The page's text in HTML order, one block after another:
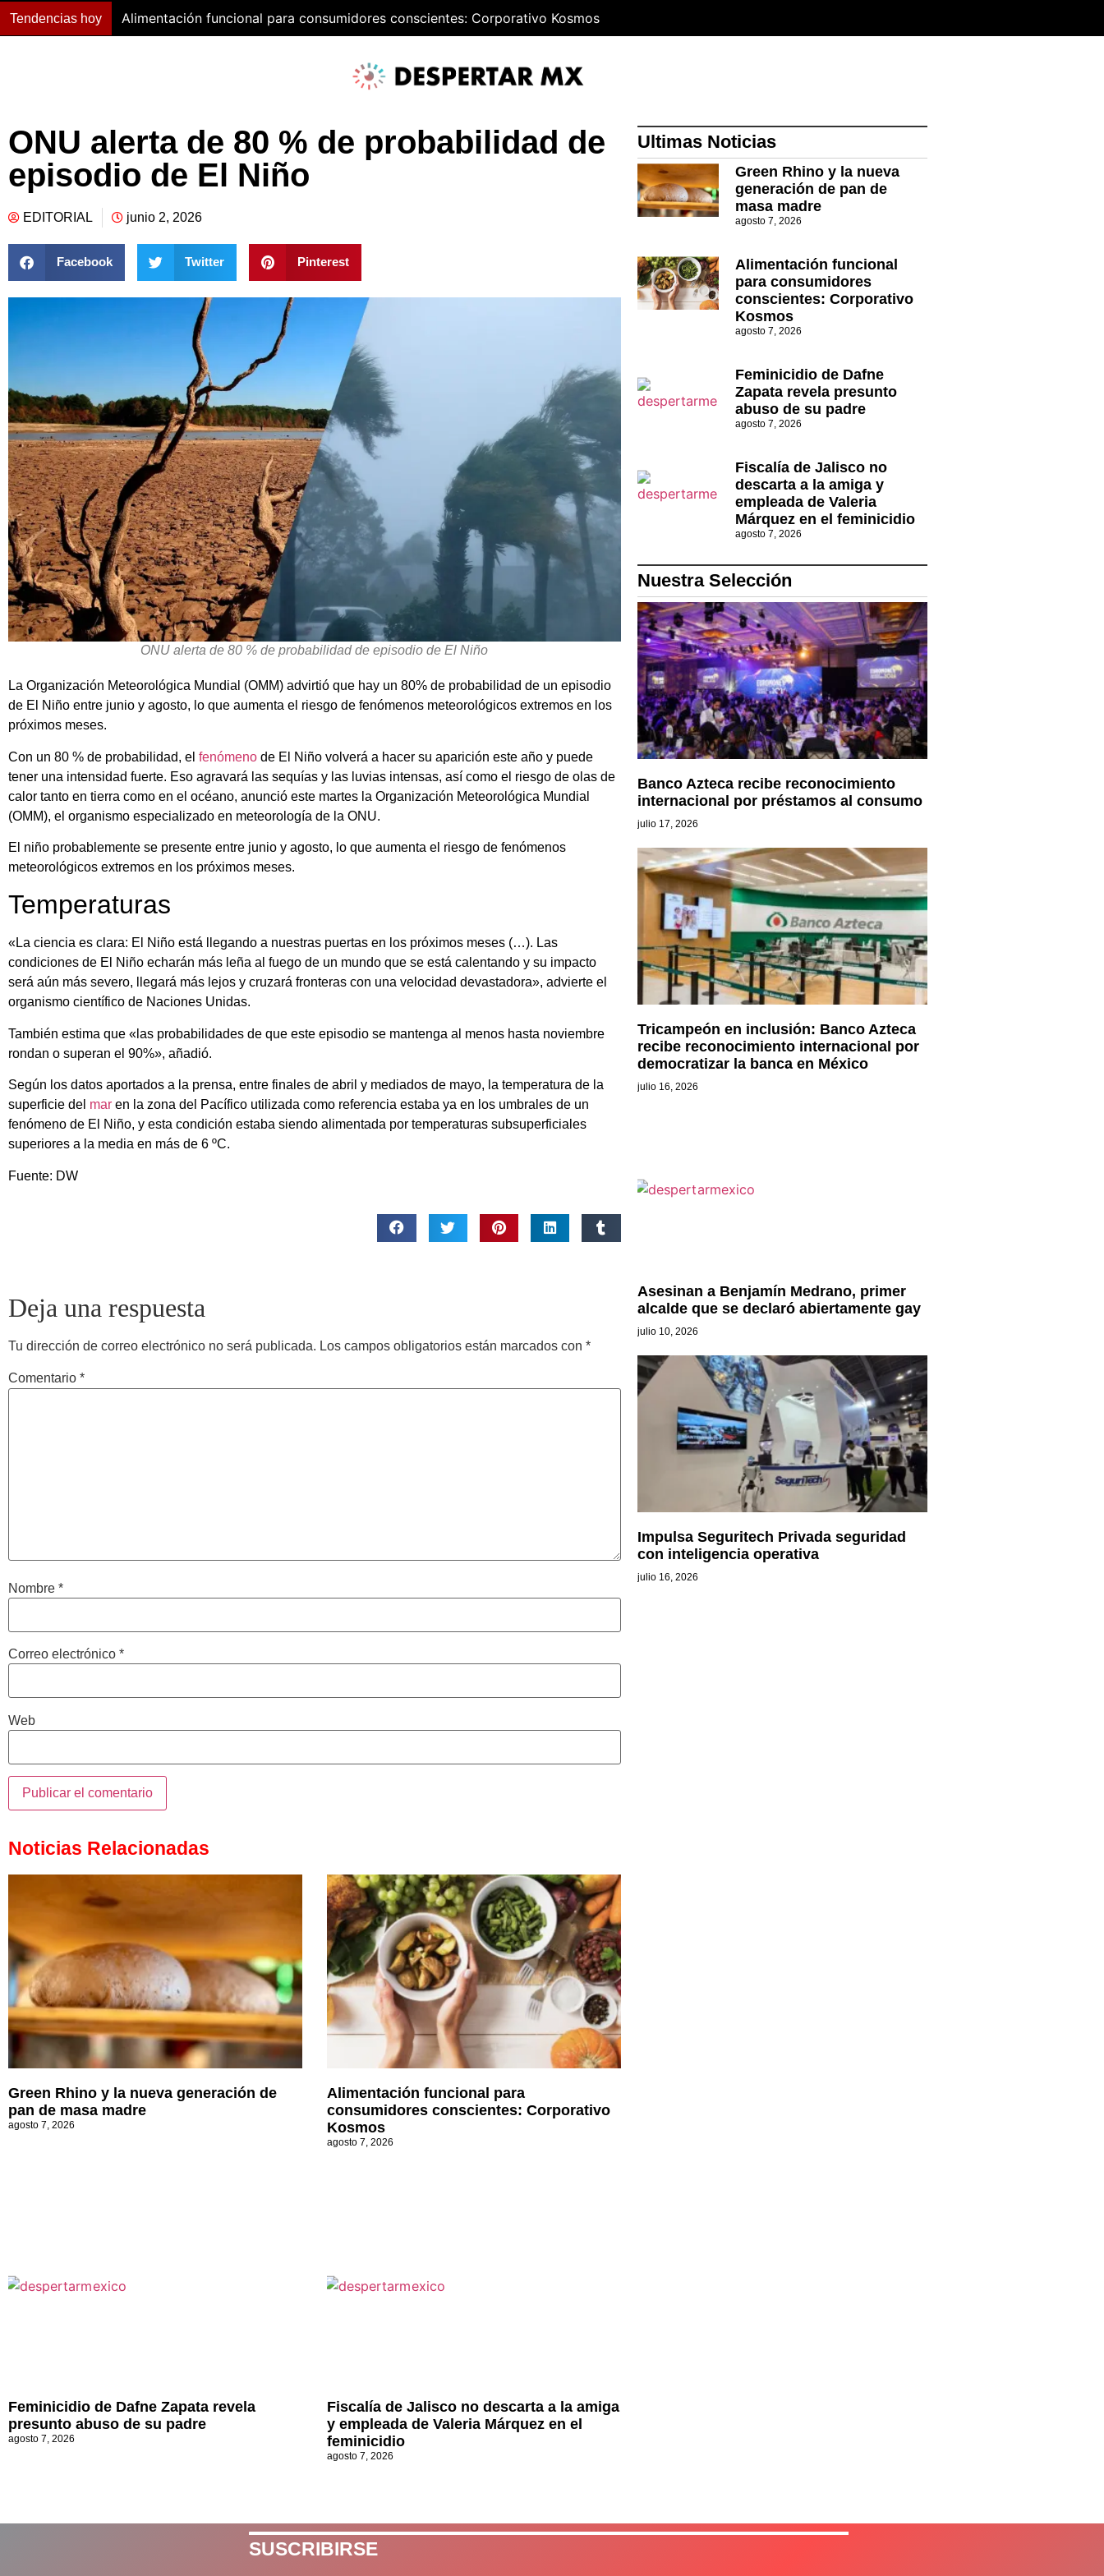
Tendencias hoy Alimentación funcional para consumidores conscientes: Corporativo Kosmos
ONU alerta de 80 % de probabilidad de
episodio de El Niño
EDITORIAL junio 2, 2026
Facebook Twitter Pinterest
ONU alerta de 80 % de probabilidad de episodio de El Niño
La Organización Meteorológica Mundial (OMM) advirtió que hay un 80% de probabilidad de un episodio
de El Niño entre junio y agosto, lo que aumenta el riesgo de fenómenos meteorológicos extremos en los
próximos meses.
Con un 80 % de probabilidad, el fenómeno de El Niño volverá a hacer su aparición este año y puede
tener una intensidad fuerte. Eso agravará las sequías y las luvias intensas, así como el riesgo de olas de
calor tanto en tierra como en el océano, anunció este martes la Organización Meteorológica Mundial
(OMM), el organismo especializado en meteorología de la ONU.
El niño probablemente se presente entre junio y agosto, lo que aumenta el riesgo de fenómenos
meteorológicos extremos en los próximos meses.
Temperaturas
«La ciencia es clara: El Niño está llegando a nuestras puertas en los próximos meses (…). Las
condiciones de El Niño echarán más leña al fuego de un mundo que se está calentando y su impacto
será aún más severo, llegará más lejos y cruzará fronteras con una velocidad devastadora», advierte el
organismo científico de Naciones Unidas.
También estima que «las probabilidades de que este episodio se mantenga al menos hasta noviembre
rondan o superan el 90%», añadió.
Según los datos aportados a la prensa, entre finales de abril y mediados de mayo, la temperatura de la
superficie del mar en la zona del Pacífico utilizada como referencia estaba ya en los umbrales de un
fenómeno de El Niño, y esta condición estaba siendo alimentada por temperaturas subsuperficiales
superiores a la media en más de 6 ºC.
Fuente: DW
Deja una respuesta
Tu dirección de correo electrónico no será publicada. Los campos obligatorios están marcados con *
Comentario *
Nombre *
Correo electrónico *
Web
Noticias Relacionadas
Green Rhino y la nueva generación de
pan de masa madre
agosto 7, 2026
Alimentación funcional para
consumidores conscientes: Corporativo
Kosmos
agosto 7, 2026
Feminicidio de Dafne Zapata revela
presunto abuso de su padre
agosto 7, 2026
Fiscalía de Jalisco no descarta a la amiga
y empleada de Valeria Márquez en el
feminicidio
agosto 7, 2026
Ultimas Noticias
Green Rhino y la nueva
generación de pan de
masa madre
agosto 7, 2026
Alimentación funcional
para consumidores
conscientes: Corporativo
Kosmos
agosto 7, 2026
Feminicidio de Dafne
Zapata revela presunto
abuso de su padre
agosto 7, 2026
Fiscalía de Jalisco no
descarta a la amiga y
empleada de Valeria
Márquez en el feminicidio
agosto 7, 2026
Nuestra Selección
Banco Azteca recibe reconocimiento
internacional por préstamos al consumo
julio 17, 2026
Tricampeón en inclusión: Banco Azteca
recibe reconocimiento internacional por
democratizar la banca en México
julio 16, 2026
Asesinan a Benjamín Medrano, primer
alcalde que se declaró abiertamente gay
julio 10, 2026
Impulsa Seguritech Privada seguridad
con inteligencia operativa
julio 16, 2026
SUSCRIBIRSE